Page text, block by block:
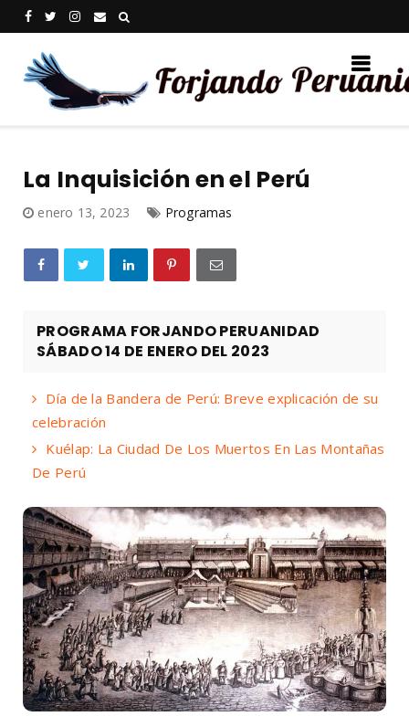
La Inquisición en el Perú
enero 13, 2023 Programas
PROGRAMA FORJANDO PERUANIDAD
SÁBADO 14 DE ENERO DEL 2023
Día de la Bandera de Perú: Breve explicación de su
celebración
Kuélap: La Ciudad De Los Muertos En Las Montañas
De Perú